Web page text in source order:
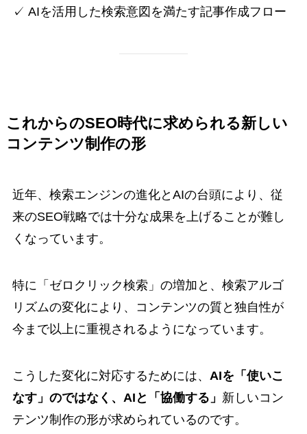
✓ AIを活用した検索意図を満たす記事作成フロー
これからのSEO時代に求められる新しい
コンテンツ制作の形
近年、検索エンジンの進化とAIの台頭により、従
来のSEO戦略では十分な成果を上げることが難し
くなっています。
特に「ゼロクリック検索」の増加と、検索アルゴ
リズムの変化により、コンテンツの質と独自性が
今まで以上に重視されるようになっています。
こうした変化に対応するためには、 AIを「使いこ
なす」のではなく、AIと「協働する」 新しいコン
テンツ制作の形が求められているのです。